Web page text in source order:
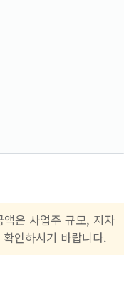
은 사업주 규모, 지자
인하시기 바랍니다.